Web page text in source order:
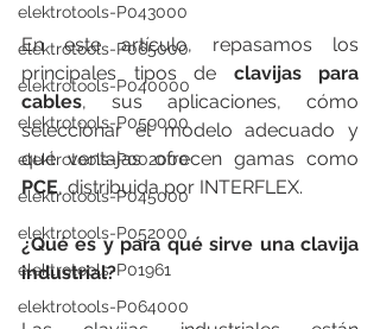
elektrotools-P043000
elektrotools-P065000
elektrotools-P040000
elektrotools-P059000
elektrotools-P002000
elektrotools-P045000
elektrotools-P052000
elektrotools-P01961
elektrotools-P064000
En este artículo, repasamos los
principales tipos de clavijas para
cables, sus aplicaciones, cómo
seleccionar el modelo adecuado y
PCE, distribuida por INTERFLEX.
¿Qué es y para qué sirve una clavija
industrial?